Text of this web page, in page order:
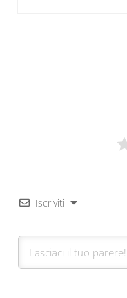
Iscriviti